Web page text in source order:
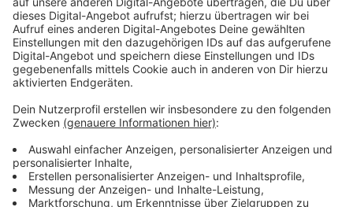
Update: Entwarnung durch Polizei
Anzeige
Die Kölner Polizei hat soeben eine neue beruhigende
Meldung mitgeteilt. Es hat sich bei dem Ereignis heute
Nacht, um einen amerikanischen Satelliten gehandelt,
der gezielt zum Absturz gebracht worden ist.
Anzeige